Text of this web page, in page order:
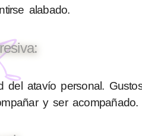
alabado.
atavío personal.
y ser acompañado.